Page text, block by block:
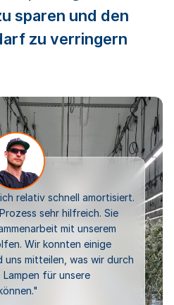
sparen und den
zu verringern
relativ schnell amortisiert.
sehr hilfreich. Sie
mit unserem
Wir konnten einige
uns mitteilen, was wir durch
für unsere